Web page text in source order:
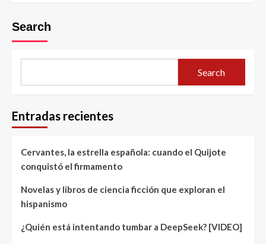
Search
Search
Entradas recientes
Cervantes, la estrella española: cuando el Quijote
conquistó el firmamento
Novelas y libros de ciencia ficción que exploran el
hispanismo
¿Quién está intentando tumbar a DeepSeek? [VIDEO]